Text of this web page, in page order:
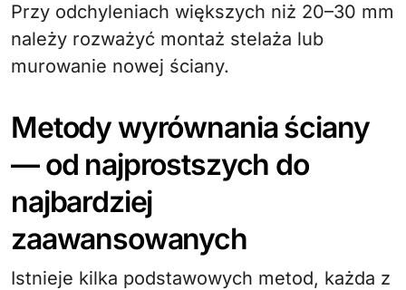
Przy odchyleniach większych niż 20–30 mm
należy rozważyć montaż stelaża lub
murowanie nowej ściany.
Metody wyrównania ściany
— od najprostszych do
najbardziej
zaawansowanych
Istnieje kilka podstawowych metod, każda z